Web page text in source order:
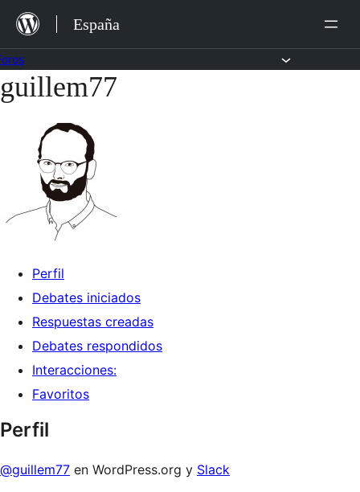
Saltar
contenido
España
Saltar
al
contenido
guillem77
Perfil
Debates iniciados
Respuestas creadas
Debates respondidos
Interacciones:
Favoritos
Perfil
@guillem77 en WordPress.org y Slack